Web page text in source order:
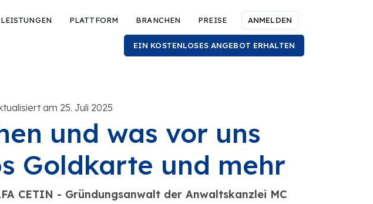
LEISTUNGEN PLATTFORM BRANCHEN PREISE ANMELDEN
EIN KOSTENLOSES ANGEBOT ERHALTEN
am 25. Juli 2025
und was vor uns
Goldkarte und mehr
CETIN - Gründungsanwalt der Anwaltskanzlei MC.